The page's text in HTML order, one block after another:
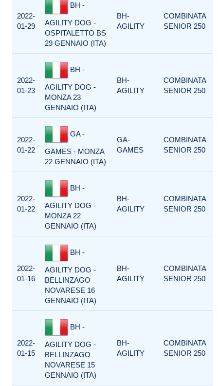
2022-
01-29
BH -
AGILITY DOG -
OSPITALETTO BS
29 GENNAIO (ITA)
BH-
AGILITY
COMBINATA
SENIOR 250
2022-
01-23
BH -
AGILITY DOG -
MONZA 23
GENNAIO (ITA)
BH-
AGILITY
COMBINATA
SENIOR 250
2022-
01-22
GA -
GAMES - MONZA
22 GENNAIO (ITA)
GA-
GAMES
COMBINATA
SENIOR 250
2022-
01-22
BH -
AGILITY DOG -
MONZA 22
GENNAIO (ITA)
BH-
AGILITY
COMBINATA
SENIOR 250
2022-
01-16
BH -
AGILITY DOG -
BELLINZAGO
NOVARESE 16
GENNAIO (ITA)
BH-
AGILITY
COMBINATA
SENIOR 250
2022-
01-15
BH -
AGILITY DOG -
BELLINZAGO
NOVARESE 15
GENNAIO (ITA)
BH-
AGILITY
COMBINATA
SENIOR 250